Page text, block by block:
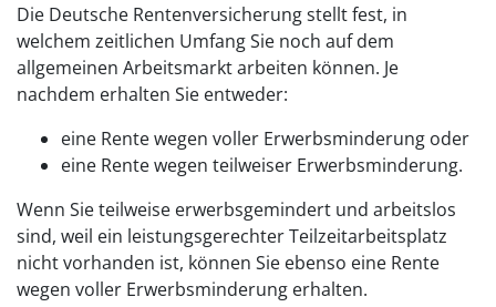
Die Deutsche Rentenversicherung stellt fest, in
welchem zeitlichen Umfang Sie noch auf dem
allgemeinen Arbeitsmarkt arbeiten können. Je
nachdem erhalten Sie entweder:
eine Rente wegen voller Erwerbsminderung oder
eine Rente wegen teilweiser Erwerbsminderung.
Wenn Sie teilweise erwerbsgemindert und arbeitslos
sind, weil ein leistungsgerechter Teilzeitarbeitsplatz
nicht vorhanden ist, können Sie ebenso eine Rente
wegen voller Erwerbsminderung erhalten.